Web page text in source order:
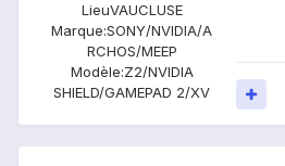
LieuVAUCLUSE
Marque:SONY/NVIDIA/A
RCHOS/MEEP
Modèle:Z2/NVIDIA
SHIELD/GAMEPAD 2/XV